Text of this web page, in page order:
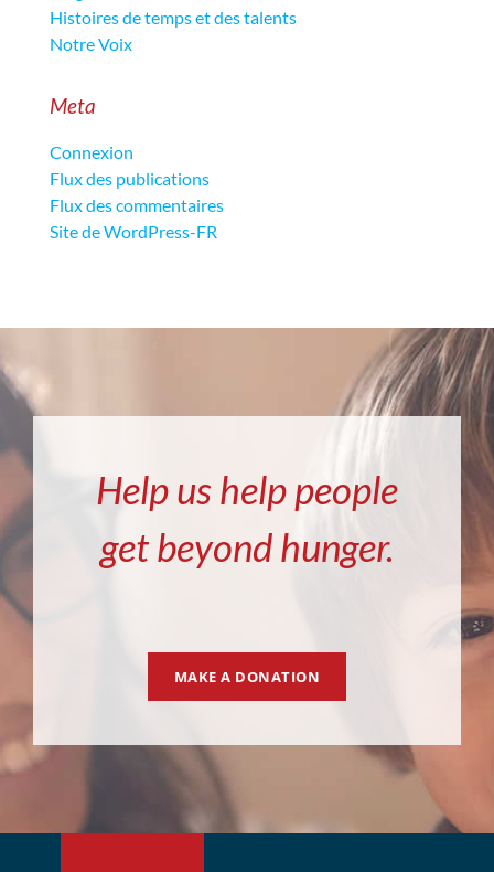
Histoires de temps et des talents
Notre Voix
Meta
Connexion
Flux des publications
Flux des commentaires
Site de WordPress-FR
Help us help people
get beyond hunger.
MAKE A DONATION